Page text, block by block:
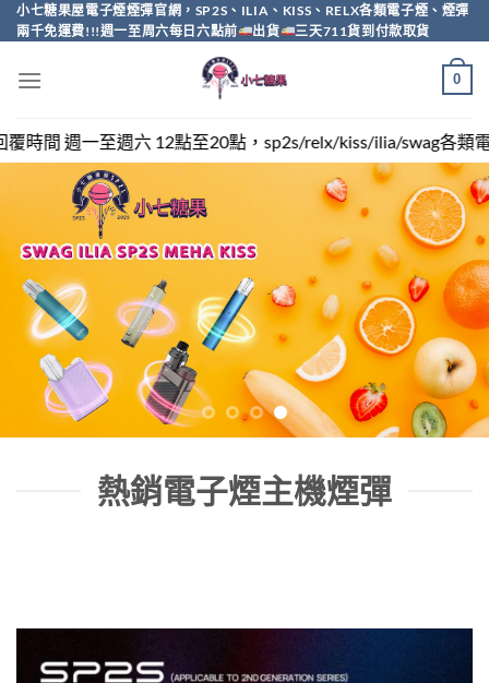
Skip
to
小七糖果屋電子煙煙彈官網，SP2S、ILIA、KISS、RELX各類電子煙、煙彈
兩千免運費!!!週一至周六每日六點前
出貨 三天711貨到付款取貨
0
20點，sp2s/relx/kiss/ilia/swag各類電子煙煙彈買越多越便宜
熱銷電子煙主機煙彈